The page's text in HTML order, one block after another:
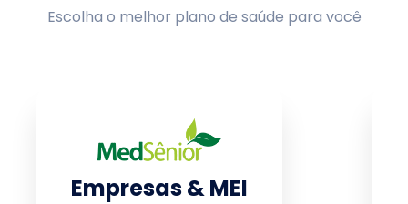
Escolha o melhor plano de saúde para você
Empresas & MEI